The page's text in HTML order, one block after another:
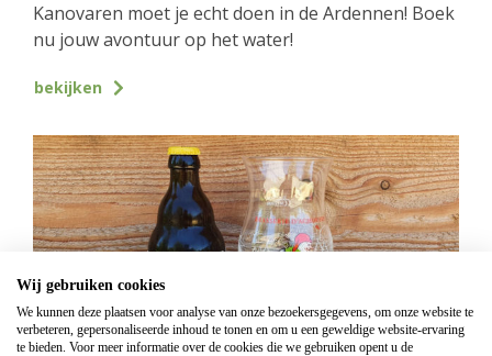
Kanovaren moet je echt doen in de Ardennen! Boek
nu jouw avontuur op het water!
bekijken
Wij gebruiken cookies
We kunnen deze plaatsen voor analyse van onze bezoekersgegevens, om onze website te
verbeteren, gepersonaliseerde inhoud te tonen en om u een geweldige website-ervaring
te bieden. Voor meer informatie over de cookies die we gebruiken opent u de